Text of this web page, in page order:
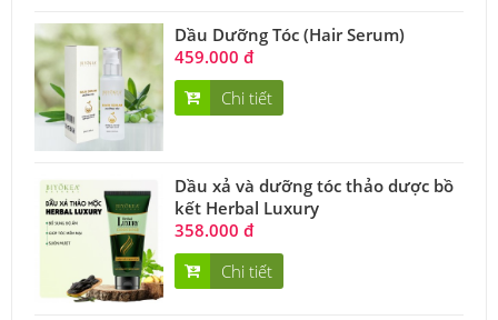
Dầu Dưỡng Tóc (Hair Serum)
459.000 đ
Chi tiết
Dầu xả và dưỡng tóc thảo dược bồ
kết Herbal Luxury
358.000 đ
Chi tiết